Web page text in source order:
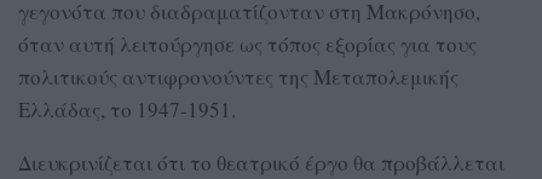
γεγονότα που διαδραματίζονταν στη Μακρόνησο,
όταν αυτή λειτούργησε ως τόπος εξορίας για τους
πολιτικούς αντιφρονούντες της Μεταπολεμικής
Ελλάδας, το 1947-1951.
Διευκρινίζεται ότι το θεατρικό έργο θα προβάλλεται